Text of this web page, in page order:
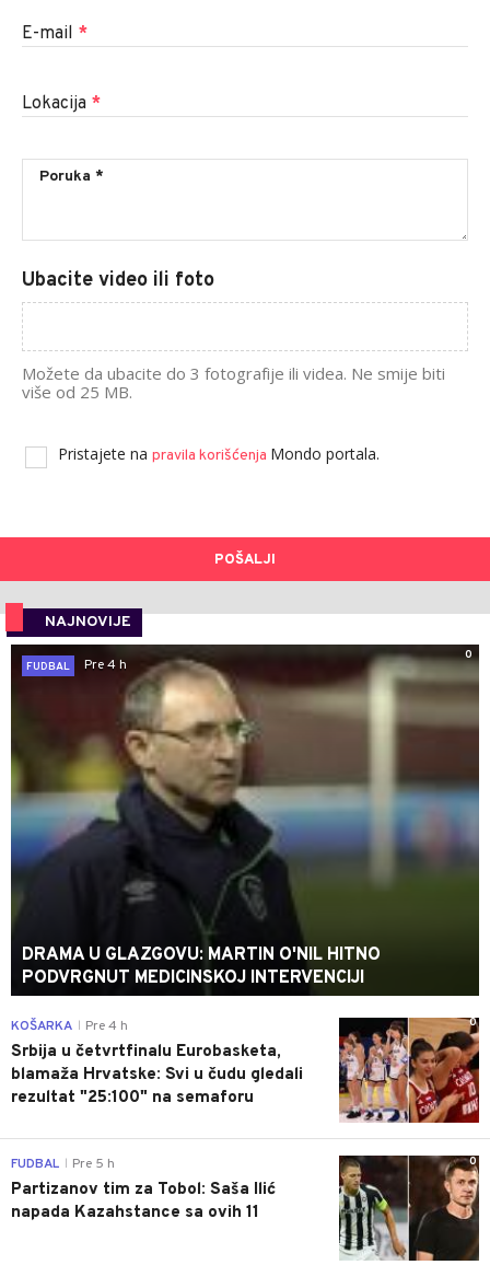
E-mail *
Lokacija *
Ubacite video ili foto
Možete da ubacite do 3 fotografije ili videa. Ne smije biti
više od 25 MB.
Pristajete na pravila korišćenja Mondo portala.
POŠALJI
NAJNOVIJE
0
FUDBAL
Pre 4 h
DRAMA U GLAZGOVU: MARTIN O'NIL HITNO
PODVRGNUT MEDICINSKOJ INTERVENCIJI
0
KOŠARKA Pre 4 h
Srbija u četvrtfinalu Eurobasketa,
blamaža Hrvatske: Svi u čudu gledali
rezultat "25:100" na semaforu
0
FUDBAL Pre 5 h
Partizanov tim za Tobol: Saša Ilić
napada Kazahstance sa ovih 11